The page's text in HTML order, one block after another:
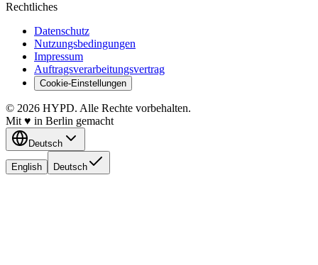
Rechtliches
Datenschutz
Nutzungsbedingungen
Impressum
Auftragsverarbeitungsvertrag
Cookie-Einstellungen
© 2026 HYPD. Alle Rechte vorbehalten.
Mit ♥ in Berlin gemacht
Deutsch
English Deutsch